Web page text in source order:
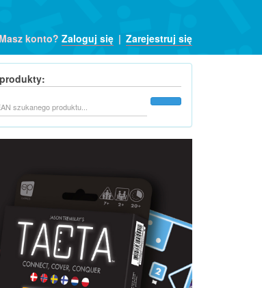
Masz konto? Zaloguj się | Zarejestruj się